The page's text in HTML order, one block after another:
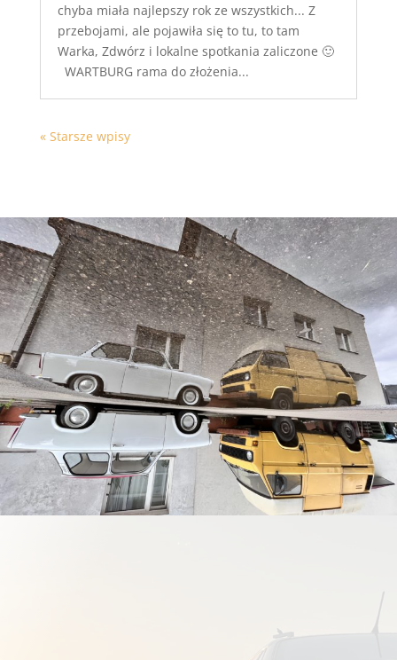
chyba miała najlepszy rok ze wszystkich... Z
przebojami, ale pojawiła się to tu, to tam
Warka, Zdwórz i lokalne spotkania zaliczone 🙂
WARTBURG rama do złożenia...
« Starsze wpisy